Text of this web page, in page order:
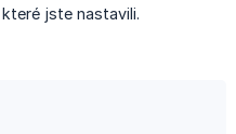
jste nastavili.